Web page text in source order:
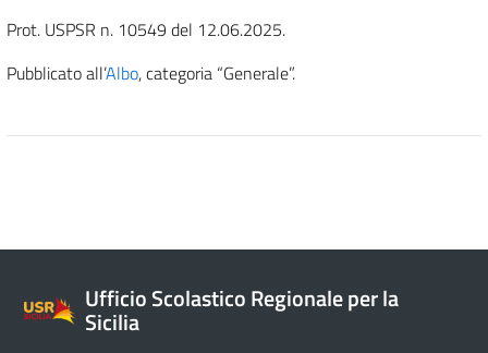
Prot. USPSR n. 10549 del 12.06.2025.
Pubblicato all’Albo, categoria “Generale”.
Ufficio Scolastico Regionale per la
Sicilia